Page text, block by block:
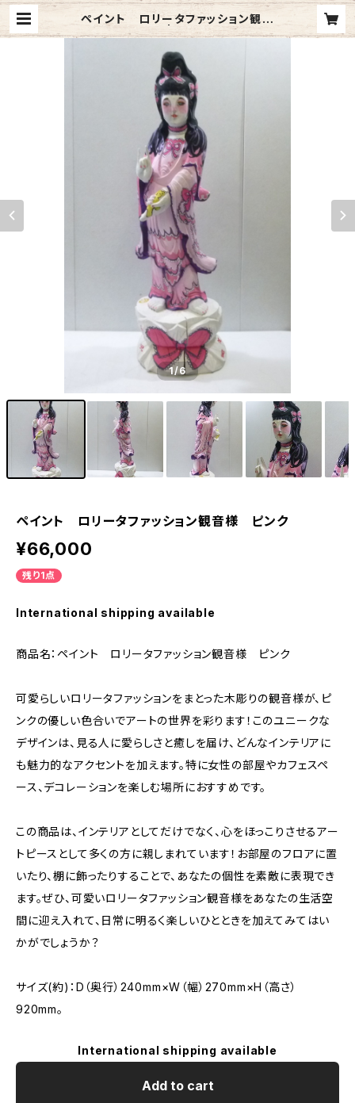
ペイント ロリータファッション観音
様 ピンク | upcyclesd1
1/6
ペイント ロリータファッション観音様 ピンク
¥66,000
残り1点
International shipping available
商品名：ペイント ロリータファッション観音様 ピンク
可愛らしいロリータファッションをまとった木彫りの観音様が、ピ
ンクの優しい色合いでアートの世界を彩ります！このユニークな
デザインは、見る人に愛らしさと癒しを届け、どんなインテリアに
も魅力的なアクセントを加えます。特に女性の部屋やカフェスペ
ース、デコレーションを楽しむ場所におすすめです。
この商品は、インテリアとしてだけでなく、心をほっこりさせるアー
トピースとして多くの方に親しまれています！お部屋のフロアに置
いたり、棚に飾ったりすることで、あなたの個性を素敵に表現でき
ます。ぜひ、可愛いロリータファッション観音様をあなたの生活空
間に迎え入れて、日常に明るく楽しいひとときを加えてみてはい
かがでしょうか？
サイズ(約)：D（奥行）240mm×W（幅）270mm×H（高さ）
920mm。
International shipping available
Add to cart